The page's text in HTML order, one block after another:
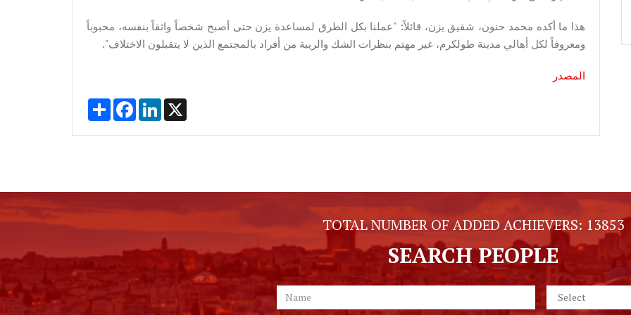
هذا ما أكده محمد حنون، شقيق يزن، قائلاً: "عملنا بكل الطرق لمساعدة يزن حتى أصبح شخصاً واثقاً بنفسه، محبوباً
ومعروفاً لكل أهالي مدينة طولكرم، غير مهتم بنظرات الشك والريبة من أفراد بالمجتمع الذين لا يتقبلون الاختلاف".
المصدر
Share FacebookLinkedIn
TOTAL NUMBER OF ADDED ACHIEVERS: 13853
SEARCH PEOPLE